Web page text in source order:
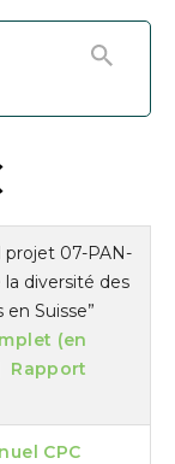
projet 07-PAN-
la diversité des
Suisse”
(en
Rapport
CPC